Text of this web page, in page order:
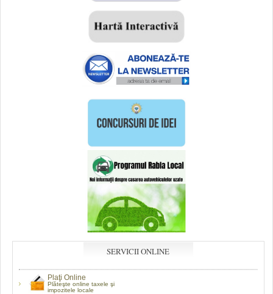
SERVICII ONLINE
Plaţi Online
Plăteşte online taxele şi
impozitele locale